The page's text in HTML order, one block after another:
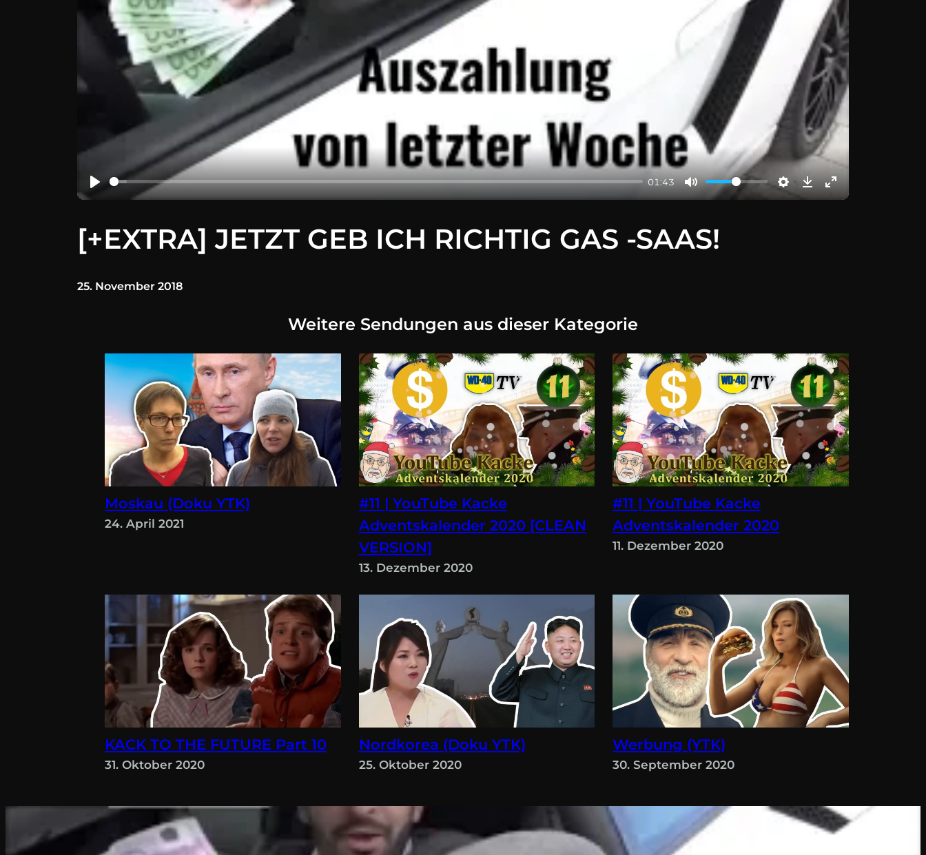
01:43
[+EXTRA] JETZT GEB ICH RICHTIG GAS -SAAS!
25. November 2018
Weitere Sendungen aus dieser Kategorie
Moskau (Doku YTK)
24. April 2021
#11 | YouTube Kacke
Adventskalender 2020 [CLEAN
VERSION]
13. Dezember 2020
#11 | YouTube Kacke
Adventskalender 2020
11. Dezember 2020
KACK TO THE FUTURE Part 10
31. Oktober 2020
Nordkorea (Doku YTK)
25. Oktober 2020
Werbung (YTK)
30. September 2020